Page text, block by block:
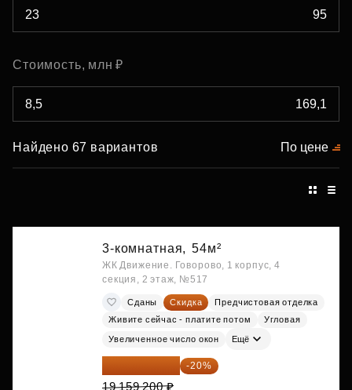
Стоимость, млн ₽
Найдено 67 вариантов По цене
3-комнатная, 54м²
ЖК Движение. Говорово, 1 корпус, 4
секция, 2 этаж, №517
Сданы Скидка
Предчистовая отделка
Живите сейчас - платите потом
Угловая
Увеличенное число окон Ещё
15 327 360 ₽ -20%
19 159 200 ₽